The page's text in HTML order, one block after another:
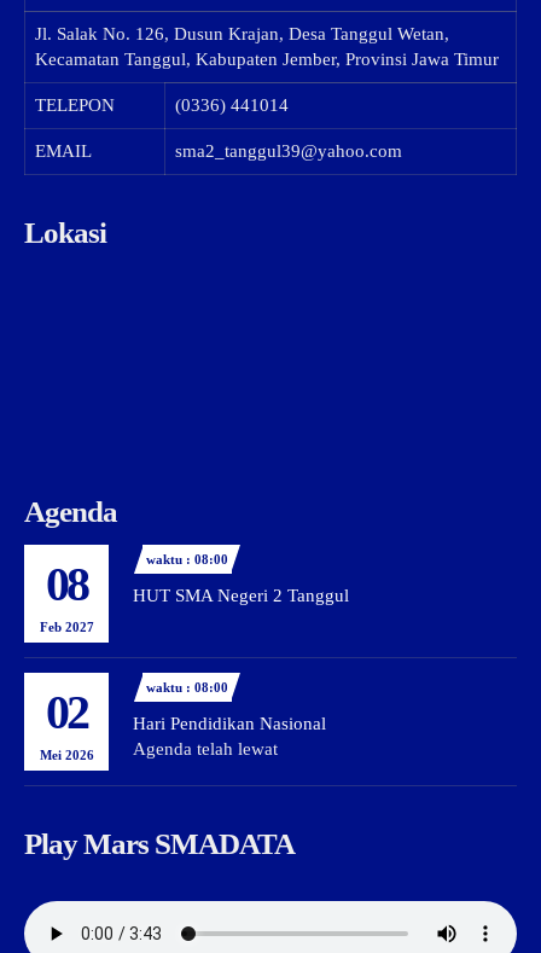
Jl. Salak No. 126, Dusun Krajan, Desa Tanggul Wetan,
Kecamatan Tanggul, Kabupaten Jember, Provinsi Jawa Timur
TELEPON (0336) 441014
EMAIL sma2_tanggul39@yahoo.com
Lokasi
Agenda
08
Feb 2027
waktu : 08:00
HUT SMA Negeri 2 Tanggul
02
Mei 2026
waktu : 08:00
Hari Pendidikan Nasional
Agenda telah lewat
Play Mars SMADATA